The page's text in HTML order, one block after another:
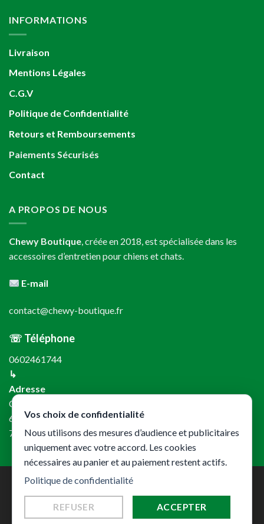
INFORMATIONS
Livraison
Mentions Légales
C.G.V
Politique de Confidentialité
Retours et Remboursements
Paiements Sécurisés
Contact
A PROPOS DE NOUS
Chewy Boutique, créée en 2018, est spécialisée dans les
accessoires d’entretien pour chiens et chats.
E-mail
contact@chewy-boutique.fr
☏ Téléphone
0602461744
↳
Adresse
CKL – Chewy Boutique
61 rue de Lyon
75012 Paris
Copyright © 2026 Chewy Boutique
Vos choix de confidentialité
Nous utilisons des mesures d’audience et publicitaires
uniquement avec votre accord. Les cookies
nécessaires au panier et au paiement restent actifs.
Politique de confidentialité
REFUSER ACCEPTER